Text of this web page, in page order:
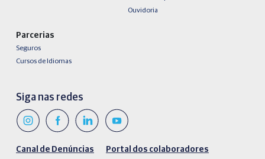
Ouvidoria
Parcerias
Seguros
Cursos de Idiomas
Siga nas redes
Canal de Denúncias Portal dos colaboradores